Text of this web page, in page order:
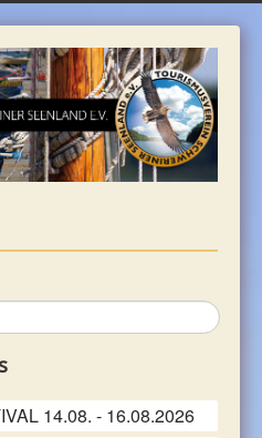
14.08. - 16.08.2026